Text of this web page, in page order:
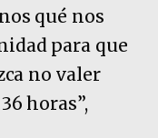
qué nos
para que
no valer
horas”,